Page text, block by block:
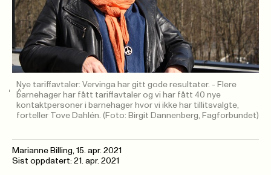
Nye tariffavtaler: Vervinga har gitt gode resultater. - Flere
barnehager har fått tariffavtaler og vi har fått 40 nye
kontaktpersoner i barnehager hvor vi ikke har tillitsvalgte,
forteller Tove Dahlén. (Foto: Birgit Dannenberg, Fagforbundet)
Marianne Billing, 15. apr. 2021
Sist oppdatert: 21. apr. 2021